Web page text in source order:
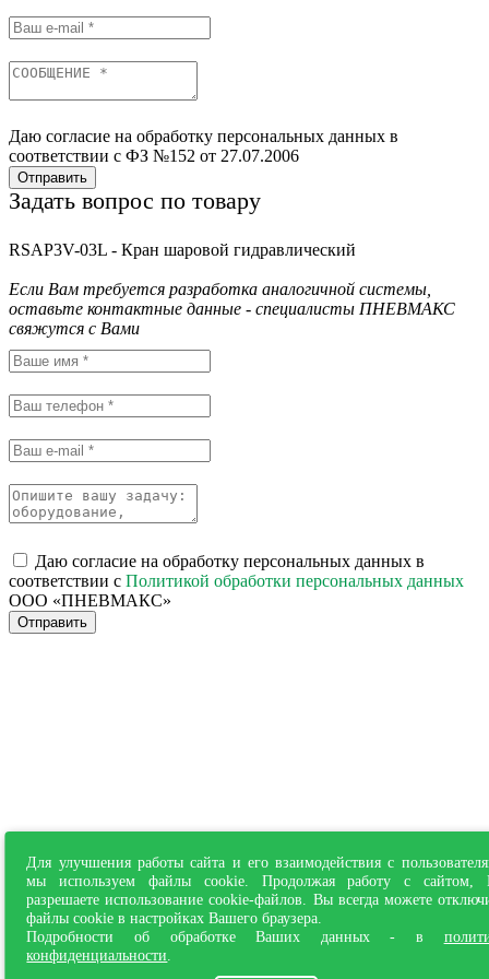
Для улучшения работы сайта и его взаимодействия с
мы используем файлы cookie. Продолжая работу с сайтом,
разрешаете использование cookie-файлов. Вы всегда можете
файлы cookie в настройках Вашего браузера.
Подробности об обработке Ваших данных - в
конфиденциальности
Даю согласие на обработку персональных данных в
соответствии с ФЗ №152 от 27.07.2006
Отправить
Задать вопрос по товару
RSAP3V-03L - Кран шаровой гидравлический
Если Вам требуется разработка аналогичной системы,
оставьте контактные данные - специалисты ПНЕВМАКС
свяжутся с Вами
Даю согласие на обработку персональных данных в
соответствии с Политикой обработки персональных данных
ООО «ПНЕВМАКС»
Отправить